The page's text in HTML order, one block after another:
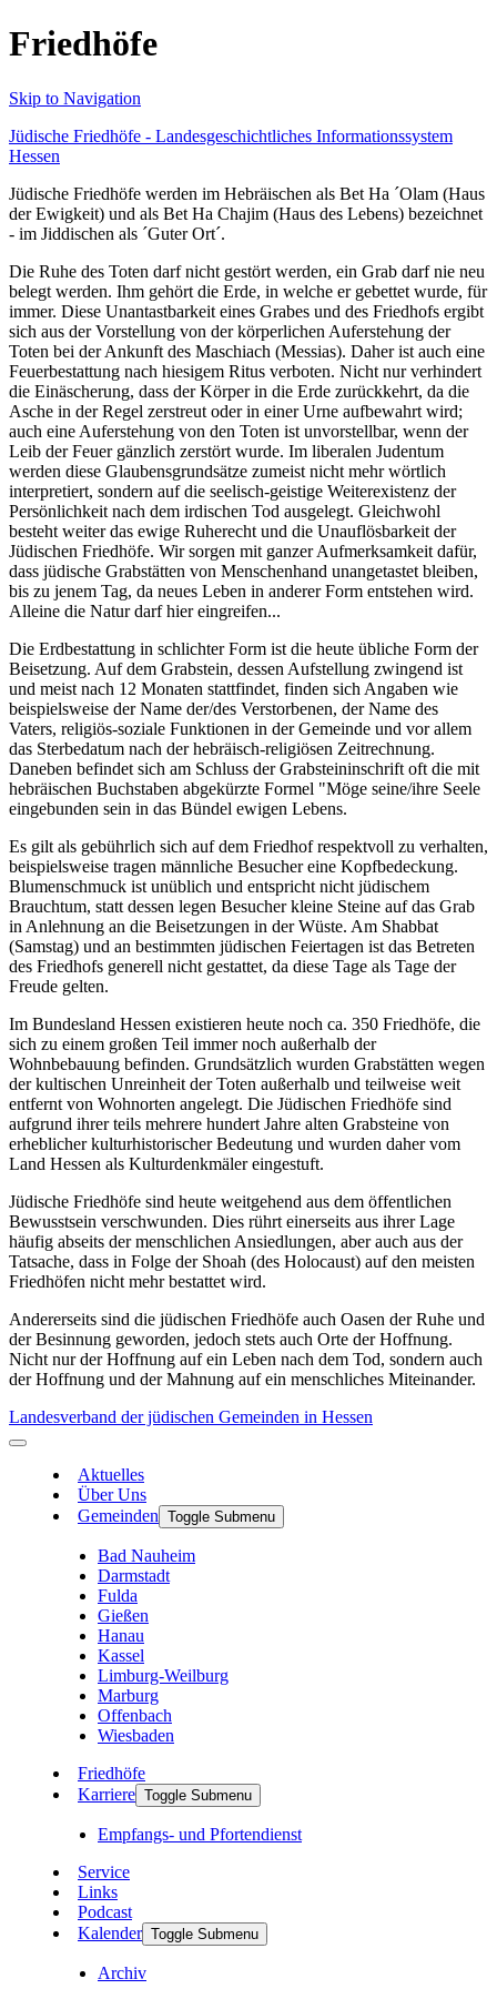
Friedhöfe
Skip to Navigation
Jüdische Friedhöfe - Landesgeschichtliches Informationssystem
Hessen
Jüdische Friedhöfe werden im Hebräischen als Bet Ha ´Olam (Haus
der Ewigkeit) und als Bet Ha Chajim (Haus des Lebens) bezeichnet
- im Jiddischen als ´Guter Ort´.
Die Ruhe des Toten darf nicht gestört werden, ein Grab darf nie neu
belegt werden. Ihm gehört die Erde, in welche er gebettet wurde, für
immer. Diese Unantastbarkeit eines Grabes und des Friedhofs ergibt
sich aus der Vorstellung von der körperlichen Auferstehung der
Toten bei der Ankunft des Maschiach (Messias). Daher ist auch eine
Feuerbestattung nach hiesigem Ritus verboten. Nicht nur verhindert
die Einäscherung, dass der Körper in die Erde zurückkehrt, da die
Asche in der Regel zerstreut oder in einer Urne aufbewahrt wird;
auch eine Auferstehung von den Toten ist unvorstellbar, wenn der
Leib der Feuer gänzlich zerstört wurde. Im liberalen Judentum
werden diese Glaubensgrundsätze zumeist nicht mehr wörtlich
interpretiert, sondern auf die seelisch-geistige Weiterexistenz der
Persönlichkeit nach dem irdischen Tod ausgelegt. Gleichwohl
besteht weiter das ewige Ruherecht und die Unauflösbarkeit der
Jüdischen Friedhöfe. Wir sorgen mit ganzer Aufmerksamkeit dafür,
dass jüdische Grabstätten von Menschenhand unangetastet bleiben,
bis zu jenem Tag, da neues Leben in anderer Form entstehen wird.
Alleine die Natur darf hier eingreifen...
Die Erdbestattung in schlichter Form ist die heute übliche Form der
Beisetzung. Auf dem Grabstein, dessen Aufstellung zwingend ist
und meist nach 12 Monaten stattfindet, finden sich Angaben wie
beispielsweise der Name der/des Verstorbenen, der Name des
Vaters, religiös-soziale Funktionen in der Gemeinde und vor allem
das Sterbedatum nach der hebräisch-religiösen Zeitrechnung.
Daneben befindet sich am Schluss der Grabsteininschrift oft die mit
hebräischen Buchstaben abgekürzte Formel "Möge seine/ihre Seele
eingebunden sein in das Bündel ewigen Lebens.
Es gilt als gebührlich sich auf dem Friedhof respektvoll zu verhalten,
beispielsweise tragen männliche Besucher eine Kopfbedeckung.
Blumenschmuck ist unüblich und entspricht nicht jüdischem
Brauchtum, statt dessen legen Besucher kleine Steine auf das Grab
in Anlehnung an die Beisetzungen in der Wüste. Am Shabbat
(Samstag) und an bestimmten jüdischen Feiertagen ist das Betreten
des Friedhofs generell nicht gestattet, da diese Tage als Tage der
Freude gelten.
Im Bundesland Hessen existieren heute noch ca. 350 Friedhöfe, die
sich zu einem großen Teil immer noch außerhalb der
Wohnbebauung befinden. Grundsätzlich wurden Grabstätten wegen
der kultischen Unreinheit der Toten außerhalb und teilweise weit
entfernt von Wohnorten angelegt. Die Jüdischen Friedhöfe sind
aufgrund ihrer teils mehrere hundert Jahre alten Grabsteine von
erheblicher kulturhistorischer Bedeutung und wurden daher vom
Land Hessen als Kulturdenkmäler eingestuft.
Jüdische Friedhöfe sind heute weitgehend aus dem öffentlichen
Bewusstsein verschwunden. Dies rührt einerseits aus ihrer Lage
häufig abseits der menschlichen Ansiedlungen, aber auch aus der
Tatsache, dass in Folge der Shoah (des Holocaust) auf den meisten
Friedhöfen nicht mehr bestattet wird.
Andererseits sind die jüdischen Friedhöfe auch Oasen der Ruhe und
der Besinnung geworden, jedoch stets auch Orte der Hoffnung.
Nicht nur der Hoffnung auf ein Leben nach dem Tod, sondern auch
der Hoffnung und der Mahnung auf ein menschliches Miteinander.
Landesverband der jüdischen Gemeinden in Hessen
Aktuelles
Über Uns
Gemeinden Toggle Submenu
Bad Nauheim
Darmstadt
Fulda
Gießen
Hanau
Kassel
Limburg-Weilburg
Marburg
Offenbach
Wiesbaden
Friedhöfe
Karriere Toggle Submenu
Empfangs- und Pfortendienst
Service
Links
Podcast
Kalender Toggle Submenu
Archiv